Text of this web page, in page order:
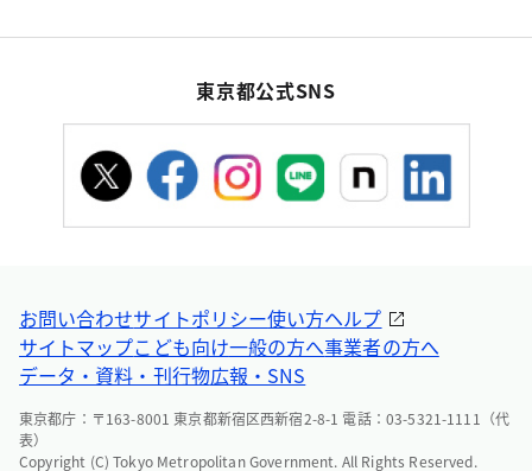
東京都公式SNS
お問い合わせサイトポリシー使い方ヘルプ
サイトマップこども向け一般の方へ事業者の方へ
データ・資料・刊行物広報・SNS
東京都庁：〒163-8001 東京都新宿区西新宿2-8-1 電話：03-5321-1111（代
表）
Copyright (C) Tokyo Metropolitan Government. All Rights Reserved.